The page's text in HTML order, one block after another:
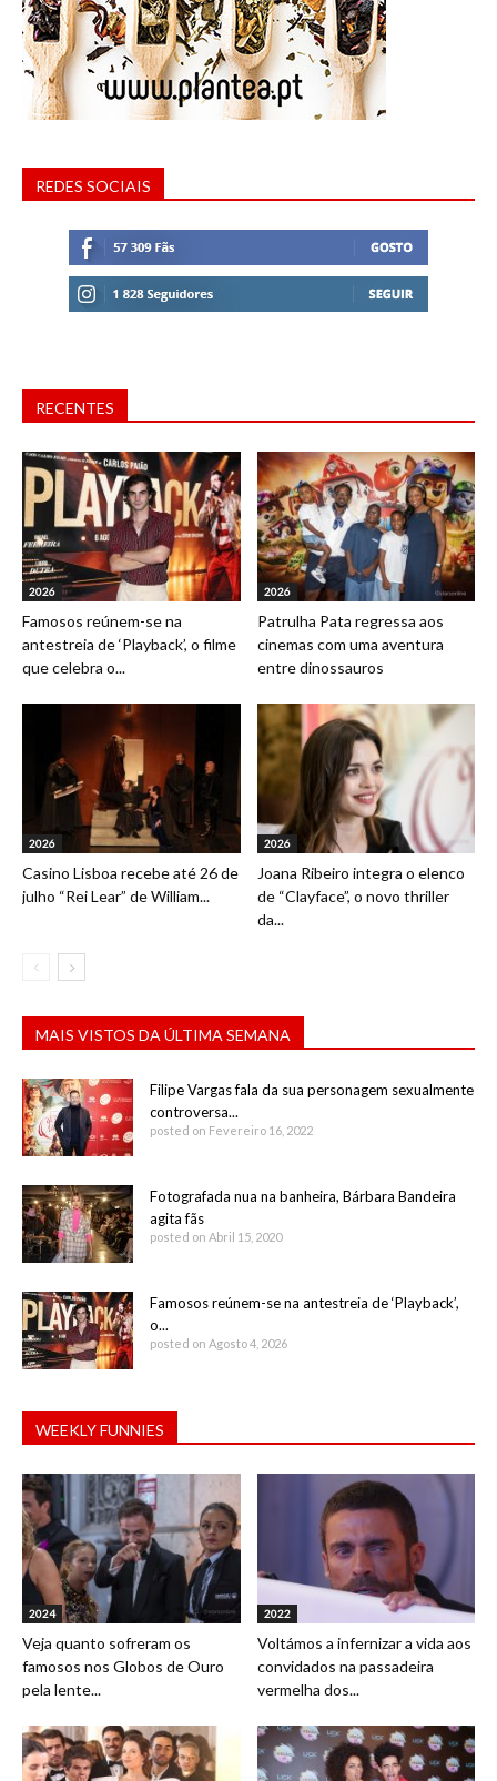
REDES SOCIAIS
RECENTES
2026
Famosos reúnem-se na
antestreia de ‘Playback’, o filme
que celebra o...
2026
Patrulha Pata regressa aos
cinemas com uma aventura
entre dinossauros
2026
Casino Lisboa recebe até 26 de
julho “Rei Lear” de William...
2026
Joana Ribeiro integra o elenco
de “Clayface”, o novo thriller
da...
MAIS VISTOS DA ÚLTIMA SEMANA
Filipe Vargas fala da sua personagem sexualmente
controversa...
posted on Fevereiro 16, 2022
Fotografada nua na banheira, Bárbara Bandeira
agita fãs
posted on Abril 15, 2020
Famosos reúnem-se na antestreia de ‘Playback’,
o...
posted on Agosto 4, 2026
WEEKLY FUNNIES
2024
Veja quanto sofreram os
famosos nos Globos de Ouro
pela lente...
2022
Voltámos a infernizar a vida aos
convidados na passadeira
vermelha dos...